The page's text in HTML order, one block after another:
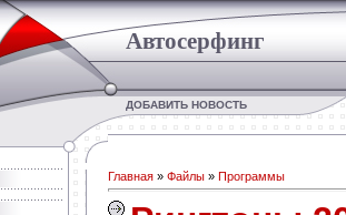
Автосерфинг
ДОБАВИТЬ НОВОСТЬ
Главная » Файлы » Программы